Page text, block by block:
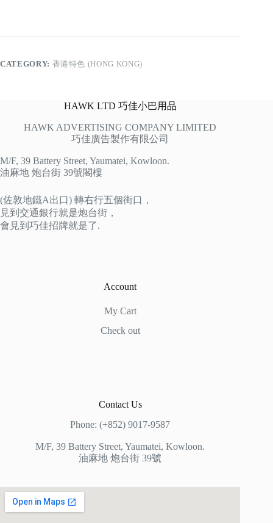
貼
CATEGORY: 香港特色 (HONG KONG)
HAWK LTD 巧佳小巴用品
HAWK ADVERTISING COMPANY LIMITED
巧佳廣告製作有限公司
M/F, 39 Battery Street, Yaumatei, Kowloon.
油麻地 炮台街 39號閣樓
(佐敦地鐵A出口) 轉右行五個街口，
見到交通銀行就是炮台街，
會見到巧佳招牌就是了.
Account
My Cart
Check out
Contact Us
Phone: (+852) 9017-9587
M/F, 39 Battery Street, Yaumatei, Kowloon.
油麻地 炮台街 39號